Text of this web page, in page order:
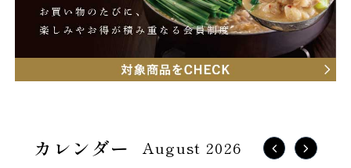
August 2026